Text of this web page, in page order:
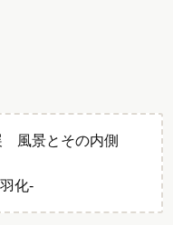
風景とその内側
化-